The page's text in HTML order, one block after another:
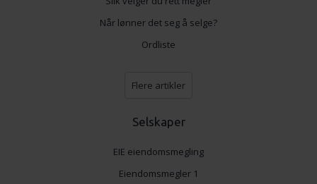
Når lønner det seg å selge?
Ordliste
Flere artikler
Selskaper
EIE eiendomsmegling
Eiendomsmegler 1